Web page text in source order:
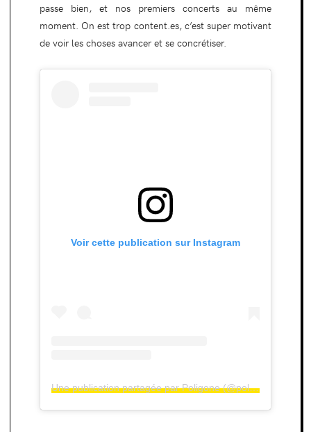
passe bien, et nos premiers concerts au même
moment. On est trop content.es, c’est super motivant
de voir les choses avancer et se concrétiser.
Voir cette publication sur Instagram
Une publication partagée par Poligone (@poligone__)